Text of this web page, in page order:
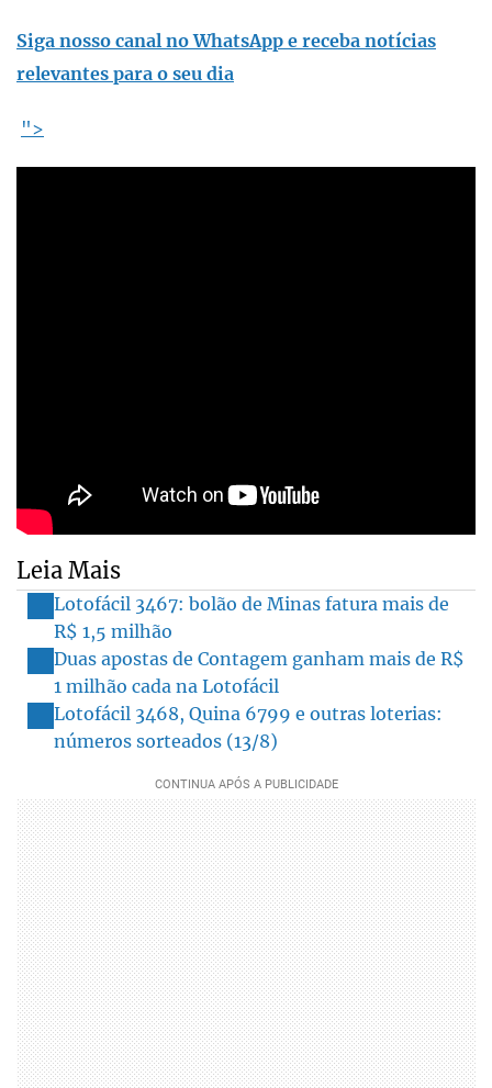
Siga nosso canal no WhatsApp e receba notícias
relevantes para o seu dia
">
Leia Mais
Lotofácil 3467: bolão de Minas fatura mais de
R$ 1,5 milhão
Duas apostas de Contagem ganham mais de R$
1 milhão cada na Lotofácil
Lotofácil 3468, Quina 6799 e outras loterias:
números sorteados (13/8)